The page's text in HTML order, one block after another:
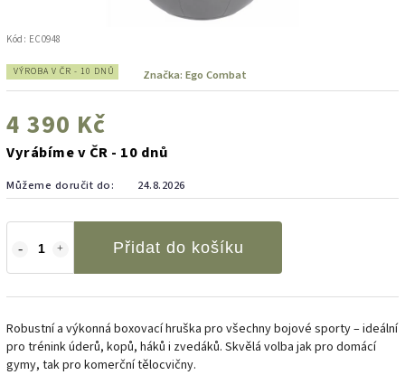
Kód: EC0948
VÝROBA V ČR - 10 DNŮ Značka: Ego Combat
4 390 Kč
Vyrábíme v ČR - 10 dnů
Můžeme doručit do: 24.8.2026
Přidat do košíku
Robustní a výkonná boxovací hruška pro všechny bojové sporty – ideální
pro trénink úderů, kopů, háků i zvedáků. Skvělá volba jak pro domácí
gymy, tak pro komerční tělocvičny.